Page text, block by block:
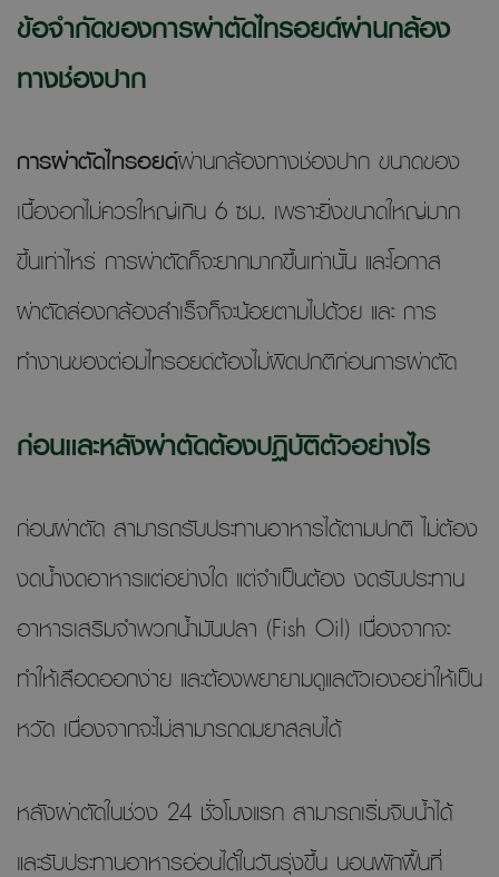
ข้อจำกัดของการผ่าตัดไทรอยด์ผ่านกล้อง
ทางช่องปาก
การผ่าตัดไทรอยด์ผ่านกล้องทางช่องปาก ขนาดของ
เนื้องอกไม่ควรใหญ่เกิน 6 ซม. เพราะยิ่งขนาดใหญ่มาก
ขึ้นเท่าไหร่ การผ่าตัดก็จะยากมากขึ้นเท่านั้น และโอกาส
ผ่าตัดส่องกล้องสำเร็จก็จะน้อยตามไปด้วย และ การ
ทำงานของต่อมไทรอยด์ต้องไม่ผิดปกติก่อนการผ่าตัด
ก่อนและหลังผ่าตัดต้องปฏิบัติตัวอย่างไร
ก่อนผ่าตัด สามารถรับประทานอาหารได้ตามปกติ ไม่ต้อง
งดน้ำงดอาหารแต่อย่างใด แต่จำเป็นต้อง งดรับประทาน
อาหารเสริมจำพวกน้ำมันปลา (Fish Oil) เนื่องจากจะ
ทำให้เลือดออกง่าย และต้องพยายามดูแลตัวเองอย่าให้เป็น
หวัด เนื่องจากจะไม่สามารถดมยาสลบได้
หลังผ่าตัดในช่วง 24 ชั่วโมงแรก สามารถเริ่มจิบน้ำได้
และรับประทานอาหารอ่อนได้ในวันรุ่งขึ้น นอนพักฟื้นที่